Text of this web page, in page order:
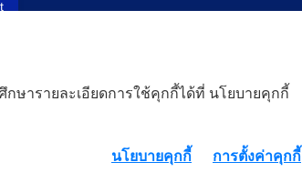
กษารายละเอียดการใช้คุกกี้ได้ที่ นโยบายคุกกี้
นโยบายคุกกี้ การตั้งค่าคุกกี้